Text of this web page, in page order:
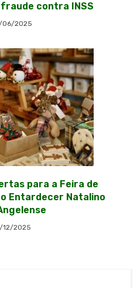
contra INSS
2025
para a Feira de
Entardecer Natalino
12/2025